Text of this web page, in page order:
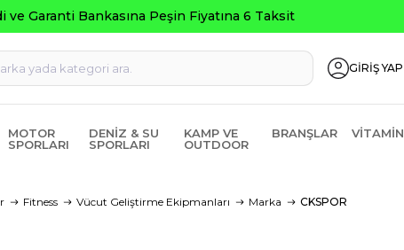
Bankasına Peşin Fiyatına 6 Taksit
GİRİŞ YAP
MOTOR
SPORLARI
DENIZ & SU
SPORLARI
KAMP VE
OUTDOOR
BRANŞLAR VITAMIN
Fitness Vücut Geliştirme Ekipmanları Marka CKSPOR